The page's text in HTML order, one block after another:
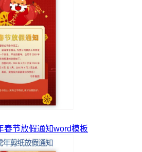
春节放假通知word模板